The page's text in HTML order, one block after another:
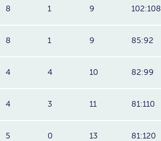
8 1 9 102:108
8 1 9 85:92
4 4 10 82:99
4 3 11 81:110
5 0 13 81:120